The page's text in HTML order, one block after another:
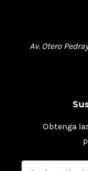
Av. Otero
Obtenga